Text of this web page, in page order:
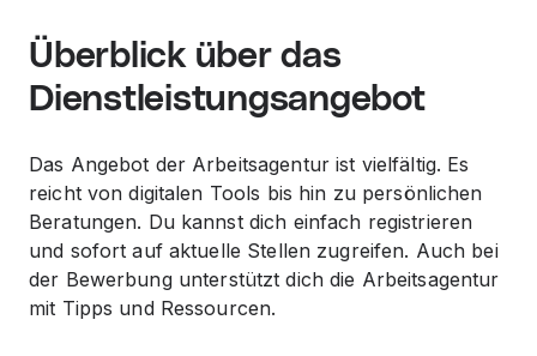
Überblick über das
Dienstleistungsangebot
Das Angebot der Arbeitsagentur ist vielfältig. Es
reicht von digitalen Tools bis hin zu persönlichen
Beratungen. Du kannst dich einfach registrieren
und sofort auf aktuelle Stellen zugreifen. Auch bei
der Bewerbungunterstützt dich die Arbeitsagentur
mit Tipps und Ressourcen.